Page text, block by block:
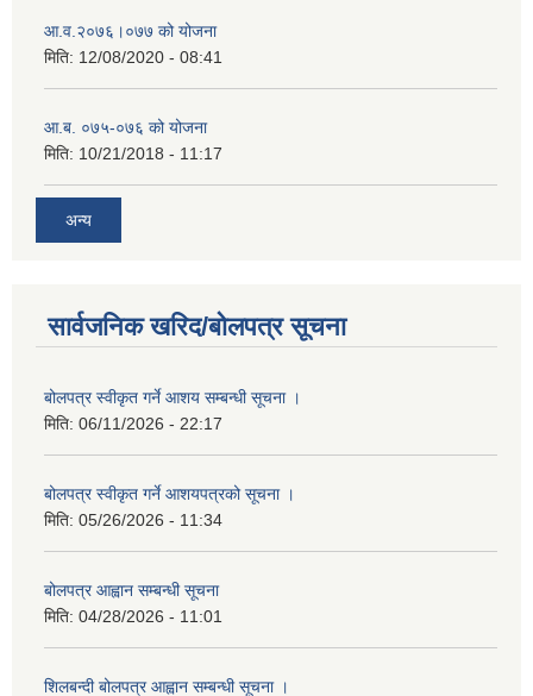
आ‍.व.२०७६।०७७ को योजना
मिति: 12/08/2020 - 08:41
आ.ब. ०७५-०७६ को योजना
मिति: 10/21/2018 - 11:17
अन्य
सार्वजनिक खरिद/बोलपत्र सूचना
बोलपत्र स्वीकृत गर्ने आशय सम्बन्धी सूचना ।
मिति: 06/11/2026 - 22:17
बोलपत्र स्वीकृत गर्ने आशयपत्रको सूचना ।
मिति: 05/26/2026 - 11:34
बोलपत्र आह्वान सम्बन्धी सूचना
मिति: 04/28/2026 - 11:01
शिलबन्दी बोलपत्र आह्वान सम्बन्धी सूचना ।